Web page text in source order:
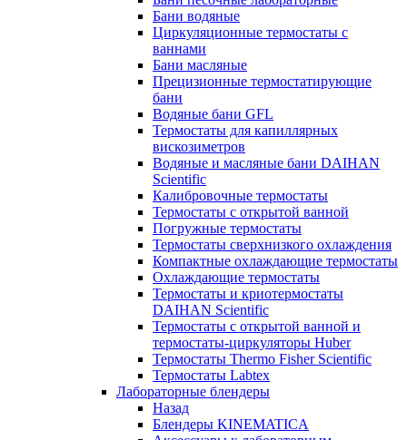
Бани водяные
Циркуляционные термостаты с
ваннами
Бани масляные
Прецизионные термостатирующие
бани
Водяные бани GFL
Термостаты для капиллярных
вискозиметров
Водяные и масляные бани DAIHAN
Scientific
Калибровочные термостаты
Термостаты с открытой ванной
Погружные термостаты
Термостаты сверхнизкого охлаждения
Компактные охлаждающие термостаты
Охлаждающие термостаты
Термостаты и криотермостаты
DAIHAN Scientific
Термостаты с открытой ванной и
термостаты-циркуляторы Huber
Термостаты Thermo Fisher Scientific
Термостаты Labtex
Лабораторные блендеры
Назад
Блендеры KINEMATICA